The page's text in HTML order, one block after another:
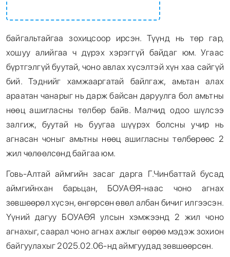
байгальтайгаа зохицсоор ирсэн. Түүнд нь төр гар,
хошуу алийгаа ч дүрэх хэрэггүй байдаг юм. Угаас
бүртгэлгүй буутай, чоно авлах хүсэлтэй хүн хаа сайгүй
бий. Тэднийг хамжааргатай байлгаж, амьтан алах
араатан чанарыг нь дарж байсан даруулга бол амьтны
нөөц ашигласны төлбөр байв. Малчид одоо шүлсээ
залгиж, буутай нь буугаа шүүрэх болсны учир нь
агнасан чоныг амьтны нөөц ашигласны төлбөрөөс 2
жил чөлөөлсөнд байгаа юм.
Говь-Алтай аймгийн засаг дарга Г.Чинбаттай бусад
аймгийнхан барьцан, БОУАӨЯ-наас чоно агнах
зөвшөөрөл хүсэн, өнгөрсөн өвөл албан бичиг илгээсэн.
Үүний дагуу БОУАӨЯ улсын хэмжээнд 2 жил чоно
агнахыг, саарал чоно агнах ажлыг өөрөө мэдэж зохион
байгуулахыг 2025.02.06-нд аймгуудад зөвшөөрсөн.